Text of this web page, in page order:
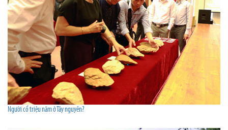
Người cổ triệu năm ở Tây nguyên?